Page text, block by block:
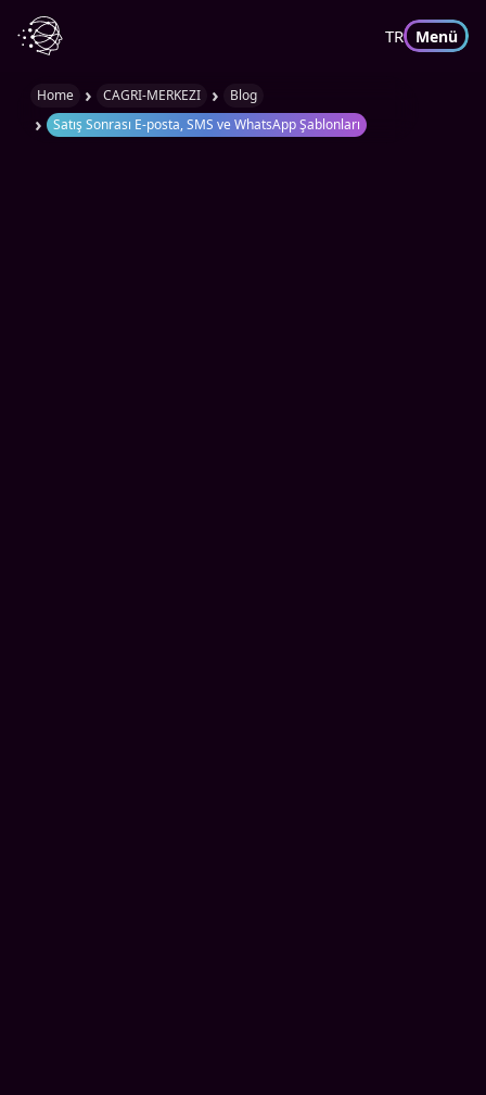
TR Menü
Home › CAGRI-MERKEZI › Blog
› Satış Sonrası E-posta, SMS ve WhatsApp Şablonları